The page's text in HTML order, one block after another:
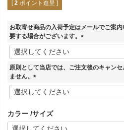
[ 2 ポイント進呈 ]
お取寄せ商品の入荷予定はメールでご案
要する場合がございます。
(
須
原則として当店では、ご注文後のキャン
ません。
(
必
)
カラー サイズ